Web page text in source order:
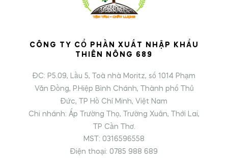
CÔNG TY CỔ PHẦN XUẤT NHẬP KHẨU
THIÊN NÔNG 689
ĐC: P5.09, Lầu 5, Toà nhà Moritz, số 1014 Phạm
Văn Đồng, P.Hiệp Bình Chánh, Thành phố Thủ
Đức, TP Hồ Chí Minh, Việt Nam
Chi nhánh: Ấp Trường Thọ, Trường Xuân, Thới Lai,
TP Cần Thơ.
MST: 0316596558
Điện thoại: 0785 988 689